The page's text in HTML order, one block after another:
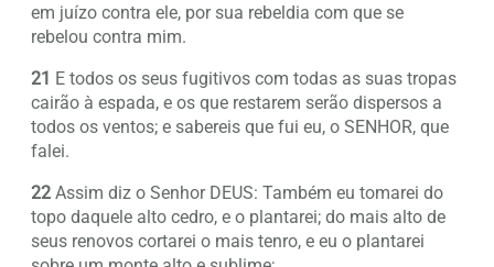
em juízo contra ele, por sua rebeldia com que se
rebelou contra mim.
21 E todos os seus fugitivos com todas as suas tropas
cairão à espada, e os que restarem serão dispersos a
todos os ventos; e sabereis que fui eu, o SENHOR, que
falei.
22 Assim diz o Senhor DEUS: Também eu tomarei do
topo daquele alto cedro, e o plantarei; do mais alto de
seus renovos cortarei o mais tenro, e eu o plantarei